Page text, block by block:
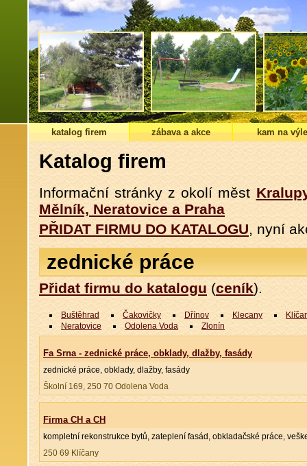
katalog firem zábava a akce kam na
Katalog firem
Informační stránky z okolí měst
Mělník, Neratovice a Praha
PŘIDAT FIRMU DO KATALOGU, nyní
zednické práce
Přidat firmu do katalogu (ceník).
Buštěhrad Čakovičky Dřínov Klecany
Neratovice
Odolena Voda Zlonín
Fa Srna - zednické práce, obklady, dlažby, fasády
zednické práce, obklady, dlažby, fasády
Školní 169, 250 70 Odolena Voda
Firma CH a CH
kompletní rekonstrukce bytů, zateplení fasád, obkladačské práce,
250 69 Klíčany